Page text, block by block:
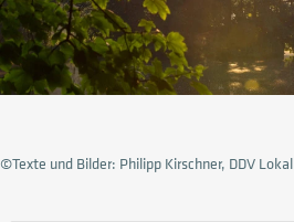
©Texte und Bilder: Philipp Kirschner, DDV Lokal